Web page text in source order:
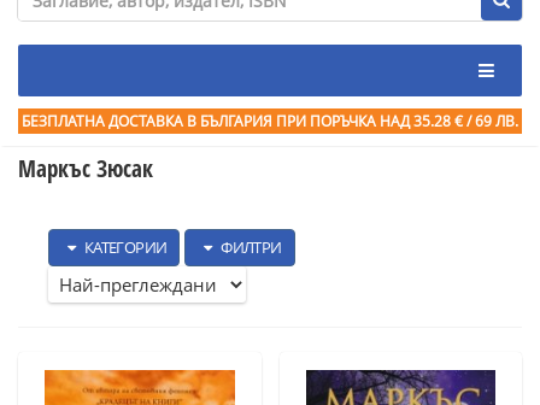
БЕЗПЛАТНА ДОСТАВКА В БЪЛГАРИЯ ПРИ ПОРЪЧКА НАД 35.28 € / 69 ЛВ.
Маркъс Зюсак
КАТЕГОРИИ ФИЛТРИ